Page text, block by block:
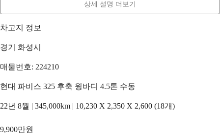
상세 설명 더보기
차고지 정보
경기 화성시
매물번호: 224210
현대 파비스 325 후축 윙바디 4.5톤 수동
22년 8월 | 345,000km | 10,230 X 2,350 X 2,600 (18개)
9,900만원